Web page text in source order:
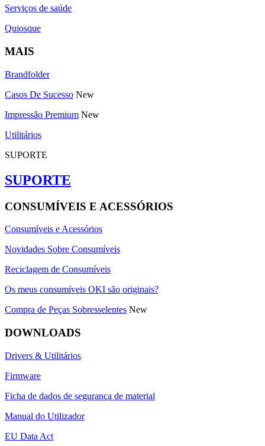
Serviços de saúde
Quiosque
MAIS
Brandfolder
Casos De Sucesso New
Impressão Premium New
Utilitários
SUPORTE
SUPORTE
CONSUMÍVEIS E ACESSÓRIOS
Consumíveis e Acessórios
Novidades Sobre Consumíveis
Reciclagem de Consumíveis
Os meus consumíveis OKI são originais?
Compra de Peças Sobresselentes New
DOWNLOADS
Drivers & Utilitários
Firmware
Ficha de dados de segurança de material
Manual do Utilizador
EU Data Act